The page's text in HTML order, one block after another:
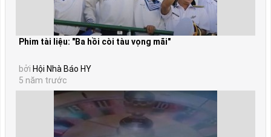
Phim tài liệu: "Ba hồi còi tàu vọng mãi"
bởi Hội Nhà Báo HY
5 năm trước